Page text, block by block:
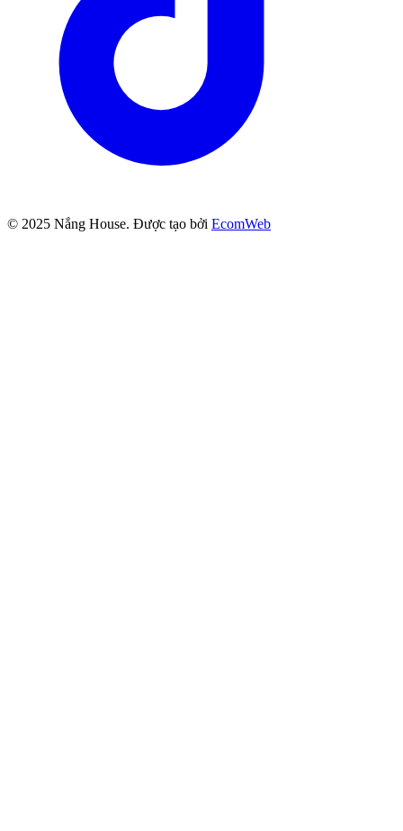
© 2025 Nắng House. Được tạo bởi EcomWeb